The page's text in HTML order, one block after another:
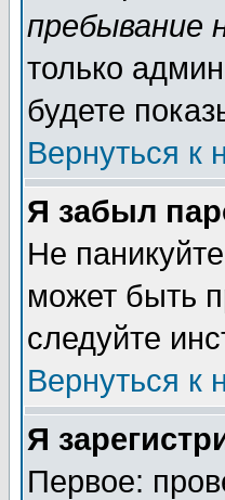
пребывание
только
будете
Вернуться к
Я забыл
Не
может быть
следуйте
Вернуться к
Я
Первое: